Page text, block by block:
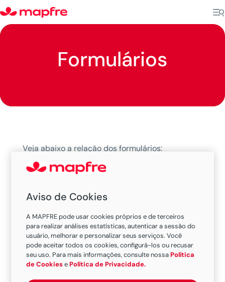
Formulários
Veja abaixo a relação dos formulários:
Formulário de remoção hospitalar (.pdf)
Termo de Cessão de Direitos (.pdf)
Conheçaas diversas coberturas proporcionadas
pelosnossos seguros paraveículos
Aviso de Cookies
A MAPFRE pode usar cookies próprios e de terceiros
para realizar análises estatísticas, autenticar a sessão do
usuário, melhorar e personalizar seus serviços. Você
pode aceitar todos os cookies, configurá-los ou recusar
seu uso. Para mais informações, consulte nossaPolítica
de CookiesePolítica de Privacidade.